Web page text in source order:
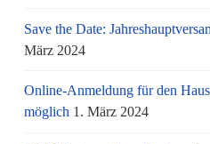
Save the Date:
März 2024
Online-Anmeldung für den
möglich 1. März 2024